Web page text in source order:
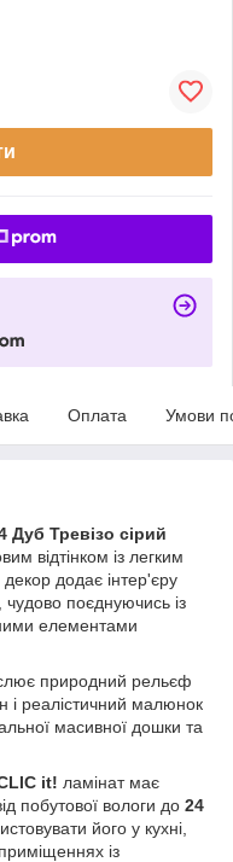
Оплата Умови
Дуб Тревізо сірий
відтінком із легким
додає інтер'єру
чудово поєднуючись із
елементами
природний рельєф
і реалістичний малюнок
масивної дошки та
it! ламінат має
побутової вологи до 24
його у кухні,
із